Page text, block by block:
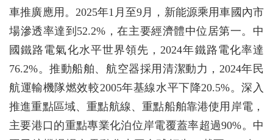
車推廣應用。2025年1月至9月，新能源乘用車國內市
場滲透率達到52.2%，在主要經濟體中位居第一。中
國鐵路電氣化水平世界領先，2024年鐵路電化率達
76.2%。推動船舶、航空器採用清潔動力，2024年民
航運輸機隊燃效較2005年基線水平下降20.5%。深入
推進重點區域、重點航線、重點船舶靠港使用岸電，
主要港口的重點專業化泊位岸電覆蓋率超過90%。中